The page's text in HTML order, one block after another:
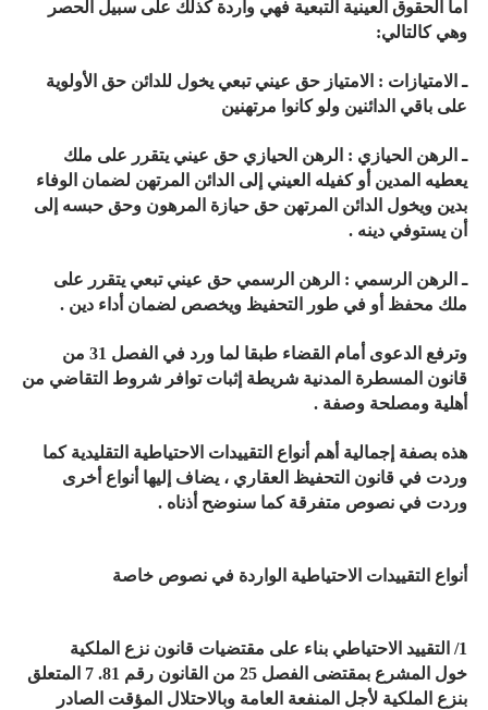
أما الحقوق العينية التبعية فهي واردة كذلك على سبيل الحصر
وهي كالتالي:
ـ الامتيازات : الامتياز حق عيني تبعي يخول للدائن حق الأولوية
على باقي الدائنين ولو كانوا مرتهنين
ـ الرهن الحيازي : الرهن الحيازي حق عيني يتقرر على ملك
يعطيه المدين أو كفيله العيني إلى الدائن المرتهن لضمان الوفاء
بدين ويخول الدائن المرتهن حق حيازة المرهون وحق حبسه إلى
أن يستوفي دينه .
ـ الرهن الرسمي : الرهن الرسمي حق عيني تبعي يتقرر على
ملك محفظ أو في طور التحفيظ ويخصص لضمان أداء دين .
وترفع الدعوى أمام القضاء طبقا لما ورد في الفصل 31 من
قانون المسطرة المدنية شريطة إثبات توافر شروط التقاضي من
أهلية ومصلحة وصفة .
هذه بصفة إجمالية أهم أنواع التقييدات الاحتياطية التقليدية كما
وردت في قانون التحفيظ العقاري ، يضاف إليها أنواع أخرى
وردت في نصوص متفرقة كما سنوضح أذناه .
أنواع التقييدات الاحتياطية الواردة في نصوص خاصة
1/ التقييد الاحتياطي بناء على مقتضيات قانون نزع الملكية
خول المشرع بمقتضى الفصل 25 من القانون رقم 81. 7 المتعلق
بنزع الملكية لأجل المنفعة العامة وبالاحتلال المؤقت الصادر